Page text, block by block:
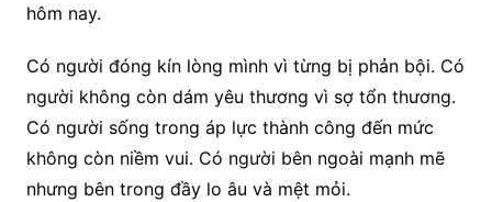
hôm nay.
Có người đóng kín lòng mình vì từng bị phản bội. Có
người không còn dám yêu thương vì sợ tổn thương.
Có người sống trong áp lực thành công đến mức
không còn niềm vui. Có người bên ngoài mạnh mẽ
nhưng bên trong đầy lo âu và mệt mỏi.